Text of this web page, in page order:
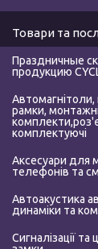
Товари та
Праздничные
продукцию
Автомагнітоли,
рамки, монтажні
комплектуючі
Аксесуари для
телефонів та
Автоакустика
динаміки та
Сигналізації та